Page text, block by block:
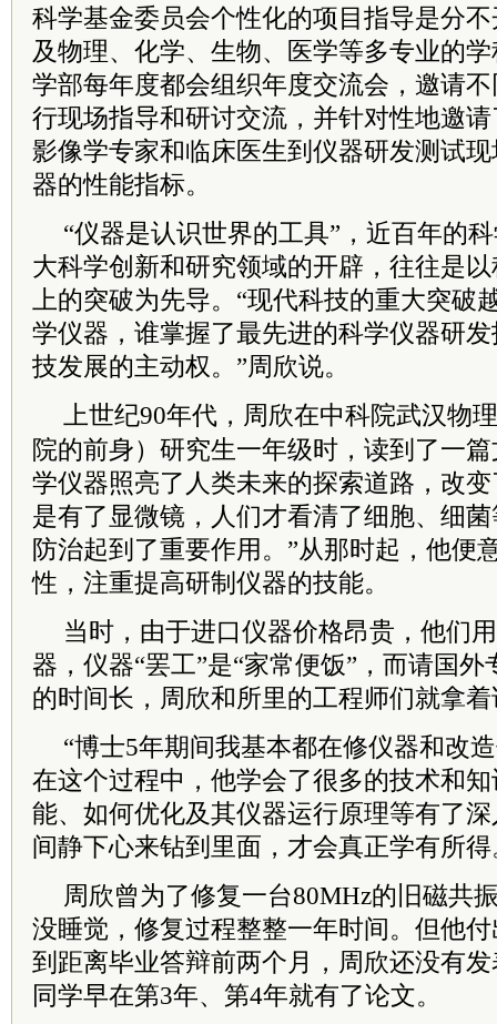
科学基金委员会个性化的项目指导是分
及物理、化学、生物、医学等多专业的
学部每年度都会组织年度交流会，邀请
行现场指导和研讨交流，并针对性地邀
影像学专家和临床医生到仪器研发测试
器的性能指标。
“仪器是认识世界的工具”，近百年的
大科学创新和研究领域的开辟，往往是
上的突破为先导。“现代科技的重大突破
学仪器，谁掌握了最先进的科学仪器研
技发展的主动权。”周欣说。
上世纪90年代，周欣在中科院武汉物
院的前身）研究生一年级时，读到了一
学仪器照亮了人类未来的探索道路，改
是有了显微镜，人们才看清了细胞、细
防治起到了重要作用。”从那时起，他便
性，注重提高研制仪器的技能。
当时，由于进口仪器价格昂贵，他们
器，仪器“罢工”是“家常便饭”，而请国
的时间长，周欣和所里的工程师们就拿
“博士5年期间我基本都在修仪器和改
在这个过程中，他学会了很多的技术和
能、如何优化及其仪器运行原理等有了
间静下心来钻到里面，才会真正学有所得
周欣曾为了修复一台80MHz的旧磁共
没睡觉，修复过程整整一年时间。但他
到距离毕业答辩前两个月，周欣还没有
同学早在第3年、第4年就有了论文。